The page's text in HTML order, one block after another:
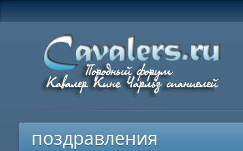
поздравления